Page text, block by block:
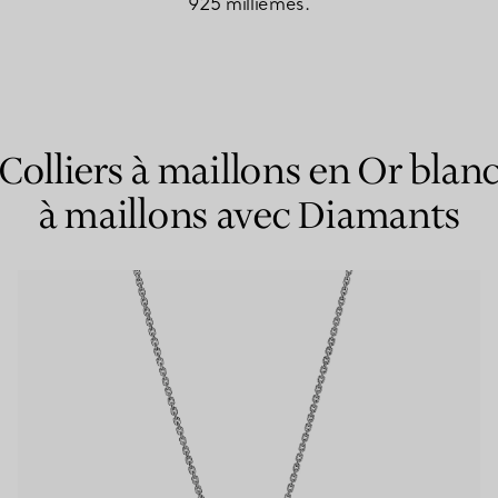
expert en diamants Tiffany.
Colliers à maillons en Or
à maillons avec Diamants